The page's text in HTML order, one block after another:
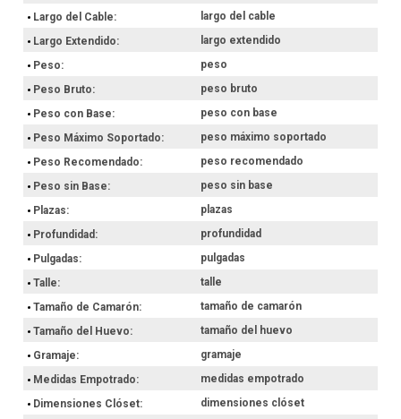
Largo del Cable
largo del cable
Largo Extendido
largo extendido
Peso
peso
Peso Bruto
peso bruto
Peso con Base
peso con base
Peso Máximo Soportado
peso máximo soportado
Peso Recomendado
peso recomendado
Peso sin Base
peso sin base
Plazas
plazas
Profundidad
profundidad
Pulgadas
pulgadas
Talle
talle
Tamaño de Camarón
tamaño de camarón
Tamaño del Huevo
tamaño del huevo
Gramaje
gramaje
Medidas Empotrado
medidas empotrado
Dimensiones Clóset
dimensiones clóset